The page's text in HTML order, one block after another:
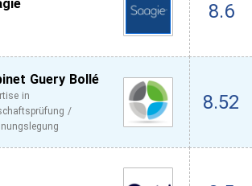
8.6
Guery Bollé
in
/
8.52